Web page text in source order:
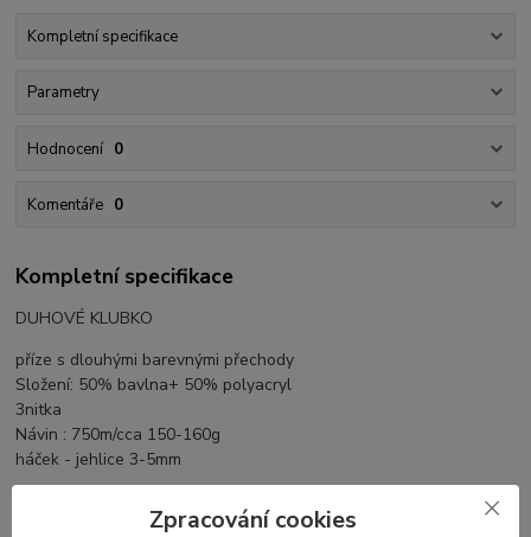
Kompletní specifikace
Parametry
Hodnocení 0
Komentáře 0
Kompletní specifikace
DUHOVÉ KLUBKO
příze s dlouhými barevnými přechody
Složení: 50% bavlna+ 50% polyacryl
3nitka
Návin : 750m/cca 150-160g
háček - jehlice 3-5mm
Zpracování cookies